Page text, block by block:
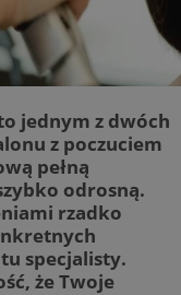
jednym z dwóch
z poczuciem
pełną
odrosną.
rzadko
specjalisty.
że Twoje